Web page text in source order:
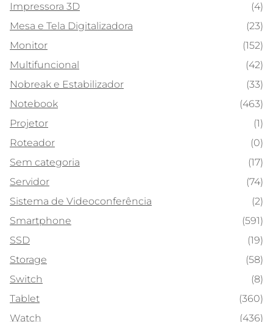
Impressora 3D
(4)
Mesa e Tela Digitalizadora
(23)
Monitor
(152)
Multifuncional
(42)
Nobreak e Estabilizador
(33)
Notebook
(463)
Projetor
(1)
Roteador
(0)
Sem categoria
(17)
Servidor
(74)
Sistema de Videoconferência
(2)
Smartphone
(591)
SSD
(19)
Storage
(58)
Switch
(8)
Tablet
(360)
Watch
(436)